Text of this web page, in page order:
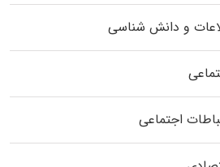
و دانش شناسی
اجتماعی